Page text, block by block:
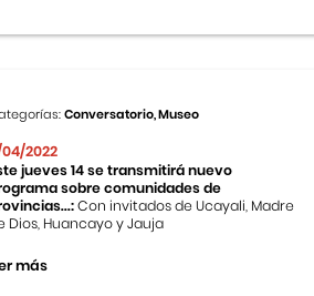
Conversatorio, Museo
04/2022
jueves 14 se transmitirá nuevo
sobre comunidades de
Con invitados de Ucayali, Madre
Dios, Huancayo y Jauja
más